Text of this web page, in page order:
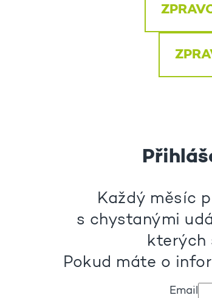
Každý měsíc
s chystanými
kterých
Pokud máte o
Email